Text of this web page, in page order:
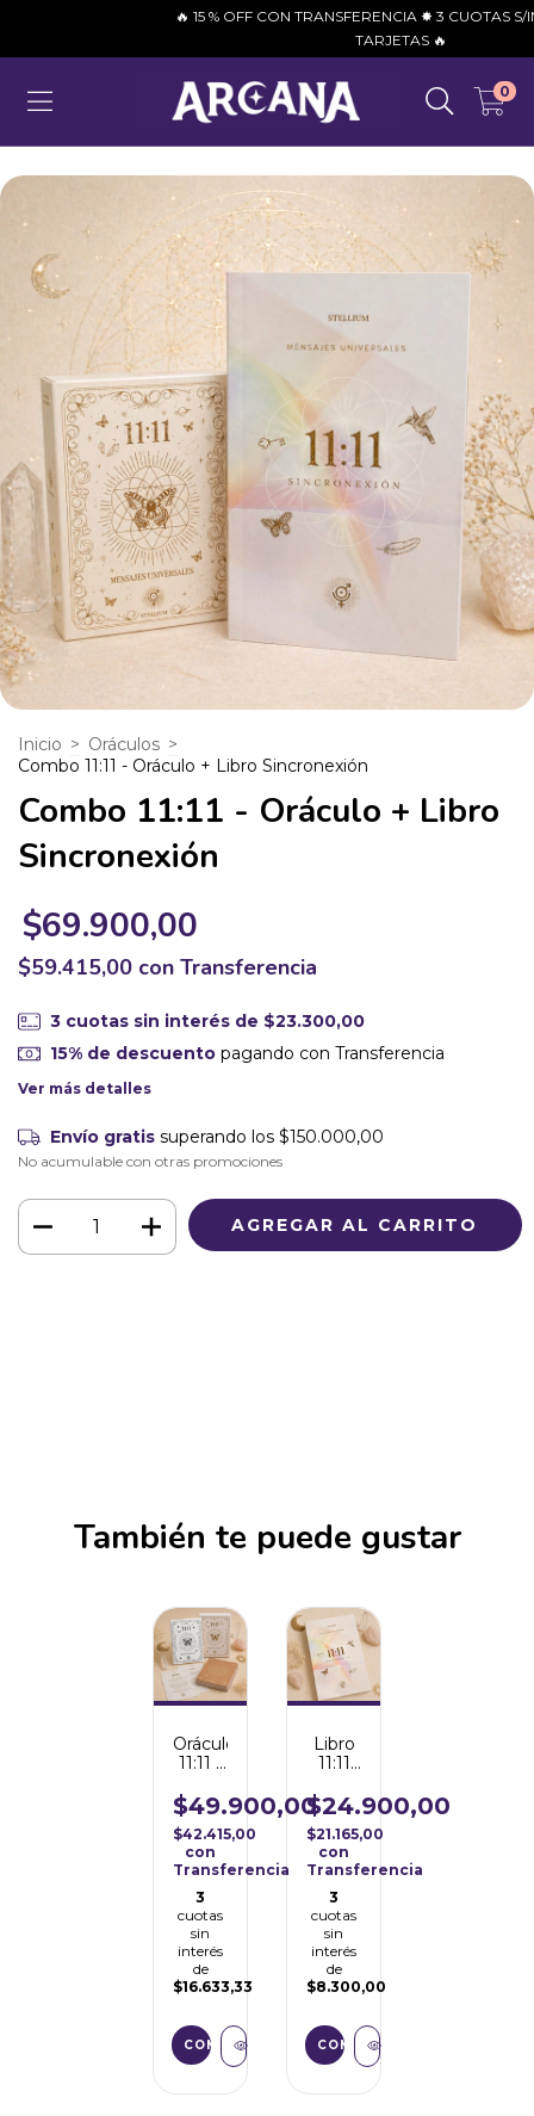
🔥 15 % OFF CON TRANSFERENCIA ✸ 3 CUOTAS S/
TARJETAS 🔥
0
Inicio > Oráculos >
Combo 11:11 - Oráculo + Libro Sincronexión
Combo 11:11 - Oráculo + Libro
Sincronexión
$69.900,00
$59.415,00 con Transferencia
3 cuotas sin interés de $23.300,00
15% de descuentopagando con Transferencia
Ver más detalles
Envío gratis superando los $150.000,00
No acumulable con otras promociones
También te puede gustar
Oráculo
11:11 -
Universales
$49.900,00
$42.415,00
con
Transferencia
3
cuotas
sin
interés
de
$16.633,33
Libro
11:11
$24.900,00
$21.165,00
con
Transferencia
3
cuotas
sin
interés
de
$8.300,00